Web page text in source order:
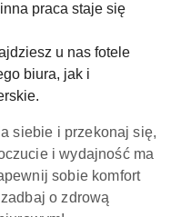
praca staje się
u nas fotele
biura, jak i
siebie i przekonaj się,
i wydajność ma
sobie komfort
o zdrową